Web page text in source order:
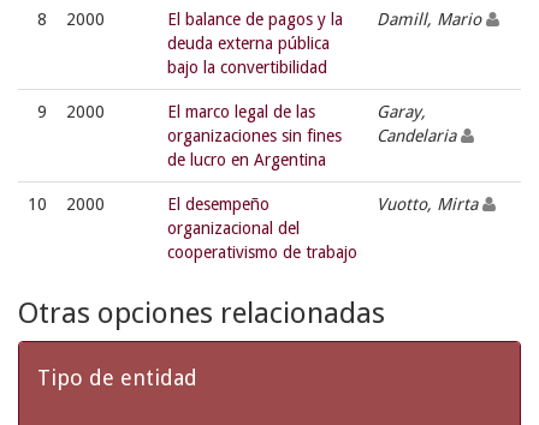
8 2000
El balance de pagos y la
deuda externa pública
bajo la convertibilidad
Damill, Mario
9 2000
El marco legal de las
organizaciones sin fines
de lucro en Argentina
Garay,
Candelaria
10 2000
El desempeño
organizacional del
cooperativismo de trabajo
Vuotto, Mirta
Otras opciones relacionadas
Tipo de entidad